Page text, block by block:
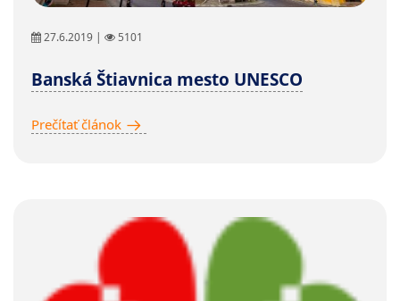
27.6.2019 | 5101
Banská Štiavnica mesto UNESCO
Prečítať článok